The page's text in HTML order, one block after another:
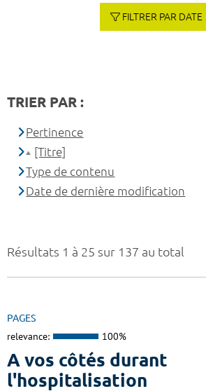
Résultats 1 à 25 sur 137 au total
PAGES
relevance: 100%
A vos côtés durant
l'hospitalisation
FILTRER PAR DATE
TRIER PAR :
Pertinence
[Titre]
Type de contenu
Date de dernière modification